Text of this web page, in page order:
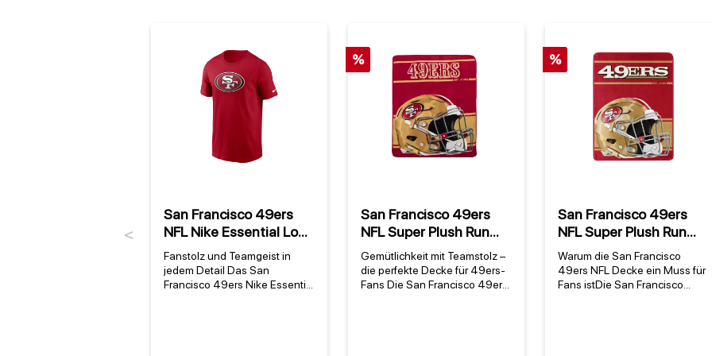
Previous
San Francisco 49ers
NFL Nike Essential Logo
T-Shirt Rot
Fanstolz und Teamgeist in
jedem Detail Das San
Francisco 49ers Nike Essential
%
San Francisco 49ers
NFL Super Plush Run
Decke
Gemütlichkeit mit Teamstolz –
die perfekte Decke für 49ers-
Fans Die San Francisco 49ers
%
San Francisco 49ers
NFL Super Plush Run
Decke
Warum die San Francisco
49ers NFL Decke ein Muss für
Fans istDie San Francisco